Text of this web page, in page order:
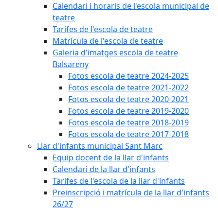
Calendari i horaris de l'escola municipal de
teatre
Tarifes de l'escola de teatre
Matrícula de l'escola de teatre
Galeria d'imatges escola de teatre
Balsareny
Fotos escola de teatre 2024-2025
Fotos escola de teatre 2021-2022
Fotos escola de teatre 2020-2021
Fotos escola de teatre 2019-2020
Fotos escola de teatre 2018-2019
Fotos escola de teatre 2017-2018
Llar d'infants municipal Sant Marc
Equip docent de la llar d'infants
Calendari de la llar d'infants
Tarifes de l'escola de la llar d'infants
Preinscripció i matrícula de la llar d'infants
26/27